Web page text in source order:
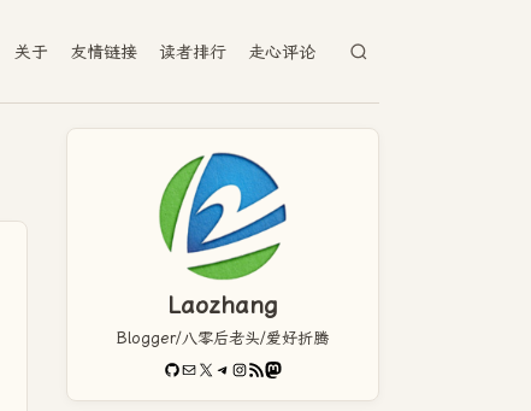
关于 友情链接 读者排行 走心评论
Laozhang
Blogger/八零后老头/爱好折腾
GitHub
电子邮件X Telegram
Instagram
RSS FeedMastodon